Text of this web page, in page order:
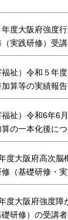
度大阪府強度
（実践研修）受
福祉）令和５年
算等の実績報
福祉）令和6年6
の一本化後につ
度大阪府高次脳
（基礎研修・
度大阪府強度障
研修）の受講